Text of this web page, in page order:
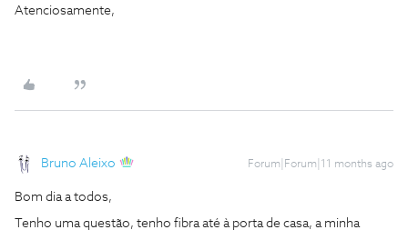
Atenciosamente,
Bruno Aleixo Forum|Forum|11 months ago
Bom dia a todos,
Tenho uma questão, tenho fibra até à porta de casa, a minha